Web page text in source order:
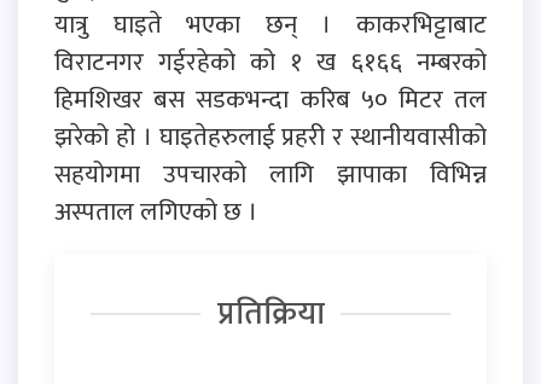
यात्रु घाइते भएका छन् । काकरभिट्टाबाट
विराटनगर गईरहेको को १ ख ६१६६ नम्बरको
हिमशिखर बस सडकभन्दा करिब ५० मिटर तल
झरेको हो । घाइतेहरुलाई प्रहरी र स्थानीयवासीको
सहयोगमा उपचारको लागि झापाका विभिन्न
अस्पताल लगिएको छ ।
प्रतिक्रिया